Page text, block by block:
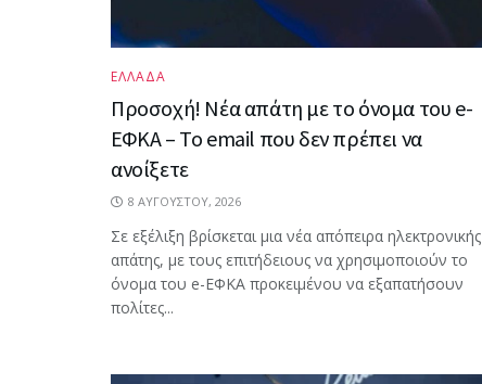
ΕΛΛΑΔΑ
Προσοχή! Νέα απάτη με το όνομα του e-
ΕΦΚΑ – Το email που δεν πρέπει να
ανοίξετε
8 ΑΥΓΟΎΣΤΟΥ, 2026
Σε εξέλιξη βρίσκεται μια νέα απόπειρα ηλεκτρονικής
απάτης, με τους επιτήδειους να χρησιμοποιούν το
όνομα του e-ΕΦΚΑ προκειμένου να εξαπατήσουν
πολίτες...